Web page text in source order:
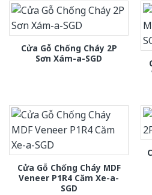
Cửa Gỗ Chống Cháy 2P
Sơn Xám-a-SGD
Cửa Gỗ Chống Cháy MDF
Veneer P1R4 Căm Xe-a-
SGD